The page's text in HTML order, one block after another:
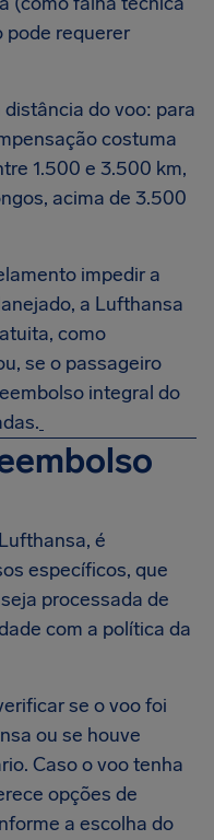
pode requerer
do voo: para
costuma
1.500 e 3.500 km,
acima de 3.500
impedir a
a Lufthansa
como
se o passageiro
integral do
é
específicos, que
processada de
com a política da
se o voo foi
ou se houve
Caso o voo tenha
opções de
a escolha do